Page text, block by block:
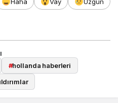
#hollanda haberleri